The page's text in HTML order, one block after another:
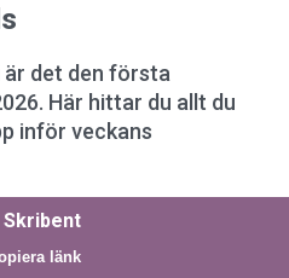
är det den första
Här hittar du allt du
inför veckans
Skribent
länk